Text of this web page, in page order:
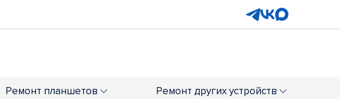
Ремонт планшетов Ремонт других устройств